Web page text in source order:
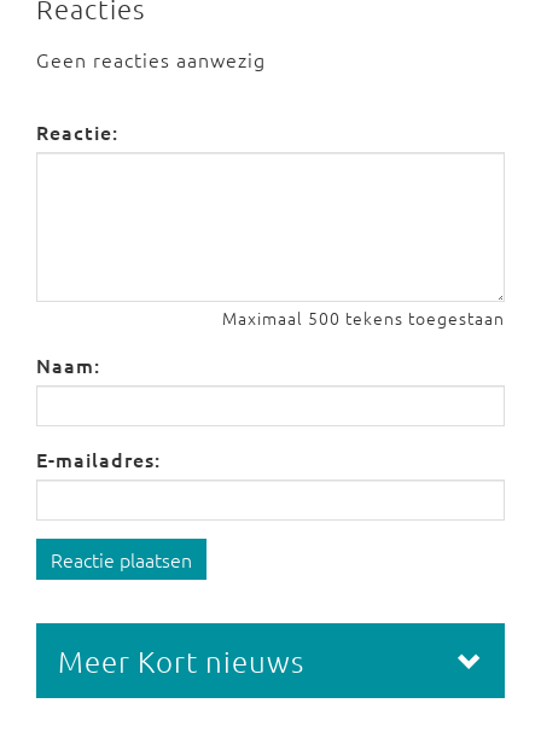
Reacties
Geen reacties aanwezig
Reactie:
Maximaal 500 tekens toegestaan
Naam:
E-mailadres:
Reactie plaatsen
Meer Kort nieuws